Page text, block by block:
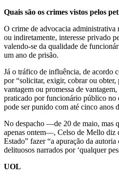
Quais são os crimes vistos pelos
O crime de advocacia administrativa
ou indiretamente, interesse privado
valendo-se da qualidade de
um ano de prisão.
Já o tráfico de influência, de acordo
por “solicitar, exigir, cobrar ou obter,
vantagem ou promessa de
praticado por funcionário público no
pode ser punido com até cinco anos
No despacho —de 20 de maio, mas
apenas ontem—, Celso de Mello diz
Estado” fazer “a apuração da
delituosos narrados por ‘qualquer
UOL